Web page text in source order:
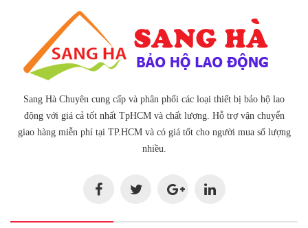
Sang Hà Chuyên cung cấp và phân phối các loại thiết bị bảo hộ lao
động với giá cả tốt nhất TpHCM và chất lượng. Hỗ trợ vận chuyển
giao hàng miễn phí tại TP.HCM và có giá tốt cho người mua số lượng
nhiều.